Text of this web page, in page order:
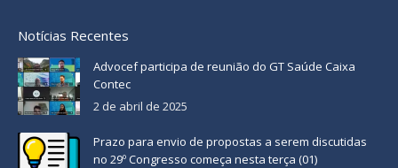
Notícias Recentes
Advocef participa de reunião do GT Saúde Caixa
Contec
2 de abril de 2025
Prazo para envio de propostas a serem discutidas
no 29º Congresso começa nesta terça (01)